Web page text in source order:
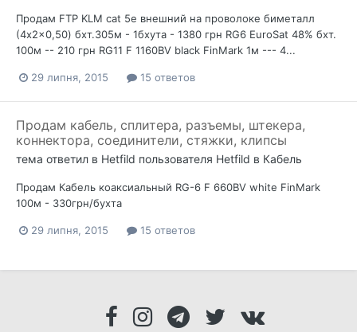
Продам FTP KLM cat 5e внешний на проволоке биметалл
(4x2x0,50) бхт.305м - 1бхута - 1380 грн RG6 EuroSat 48% бхт.
100м -- 210 грн RG11 F 1160BV black FinMark 1м --- 4...
29 липня, 2015 15 ответов
Продам кабель, сплитера, разъемы, штекера,
коннектора, соединители, стяжки, клипсы
тема ответил в Hetfild пользователя Hetfild в Кабель
Продам Кабель коаксиальный RG-6 F 660BV white FinMark
100м - 330грн/бухта
29 липня, 2015 15 ответов